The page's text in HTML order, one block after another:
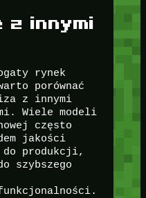
z innymi
rynek
porównać
z innymi
Wiele modeli
często
jakości
do produkcji,
szybszego